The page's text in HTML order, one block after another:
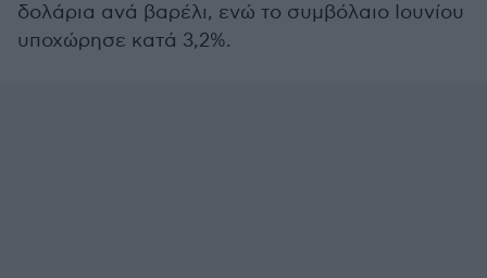
δολάρια ανά βαρέλι, ενώ το συμβόλαιο Ιουνίου
υποχώρησε κατά 3,2%.